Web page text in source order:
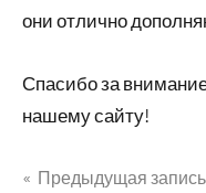
они отлично
Спасибо за
нашему сайту!
Предыдущая запись